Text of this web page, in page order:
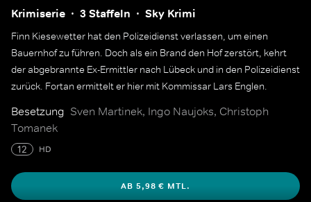
Krimiserie 3 Staffeln Sky Krimi
Finn Kiesewetter hat den Polizeidienst verlassen, um einen
Bauernhof zu führen. Doch als ein Brand den Hof zerstört, kehrt
der abgebrannte Ex-Ermittler nach Lübeck und in den Polizeidienst
zurück. Fortan ermittelt er hier mit Kommissar Lars Englen.
Besetzung Sven Martinek, Ingo Naujoks, Christoph
Tomanek
12 HD
AB 5,98 € MTL.